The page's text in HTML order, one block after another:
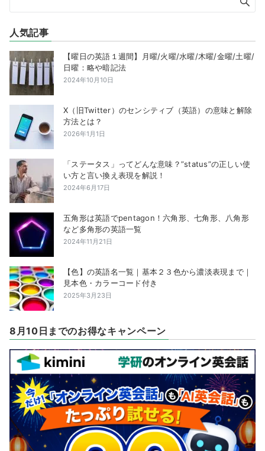
人気記事
【曜日の英語１週間】月曜/火曜/水曜/木曜/金曜/土曜/
日曜：略や暗記法
2024年10月10日
X（旧Twitter）のセンシティブ（英語）の意味と解除
方法とは？
2026年1月1日
「ステータス」ってどんな意味？”status”の正しい使
い方と言い換え表現を解説！
2024年6月17日
五角形は英語でpentagon！六角形、七角形、八角形
など多角形の英語一覧
2024年11月21日
【色】の英語名一覧｜基本２３色から濃淡表現まで｜
見本色・カラーコード付き
2025年3月23日
8月10日までのお得なキャンペーン